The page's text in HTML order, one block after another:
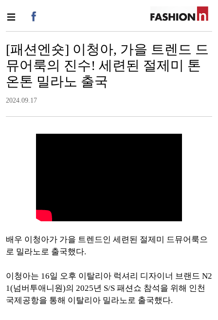
[패션엔숏] 이청아, 가을 트렌드 드
뮤어룩의 진수! 세련된 절제미 톤
온톤 밀라노 출국
2024.09.17
배우 이청아가 가을 트렌드인 세련된 절제미 드뮤어룩으
로 밀라노로 출국했다.
이청아는 16일 오후 이탈리아 럭셔리 디자이너 브랜드 N2
1(넘버투애니원)의 2025년 S/S 패션쇼 참석을 위해 인천
국제공항을 통해 이탈리아 밀라노로 출국했다.